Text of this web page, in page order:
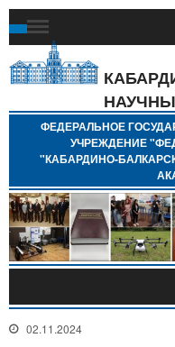
ФЕДЕРАЛЬНОЕ
УЧРЕЖДЕНИЕ
"КАБАРДИНО-
02.11.2024